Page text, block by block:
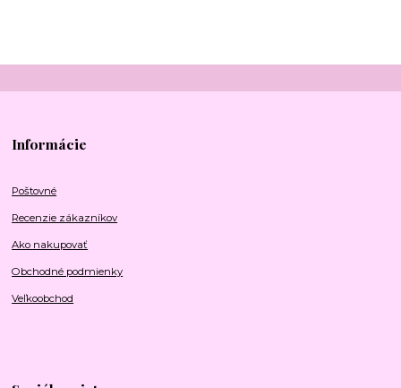
Informácie
Poštovné
Recenzie zákazníkov
Ako nakupovať
Obchodné podmienky
Veľkoobchod